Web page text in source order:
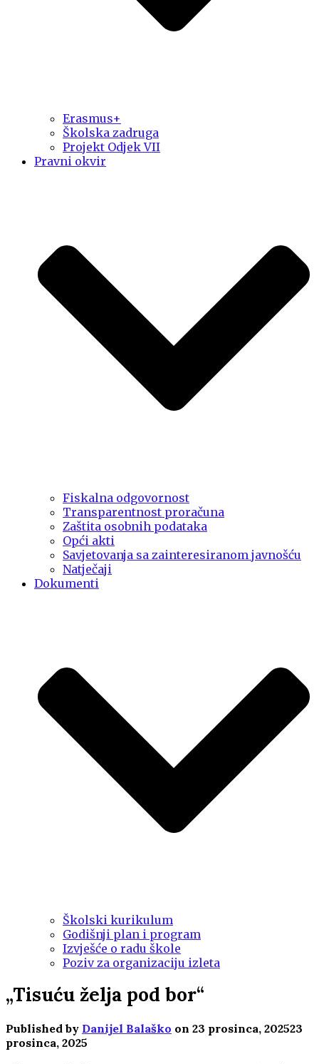
Erasmus+
Školska zadruga
Projekt Odjek VII
Pravni okvir
Fiskalna odgovornost
Transparentnost proračuna
Zaštita osobnih podataka
Opći akti
Savjetovanja sa zainteresiranom javnošću
Natječaji
Dokumenti
Školski kurikulum
Godišnji plan i program
Izvješće o radu škole
Poziv za organizaciju izleta
„Tisuću želja pod bor“
Published by Danijel Balaško on 23 prosinca, 202523
prosinca, 2025